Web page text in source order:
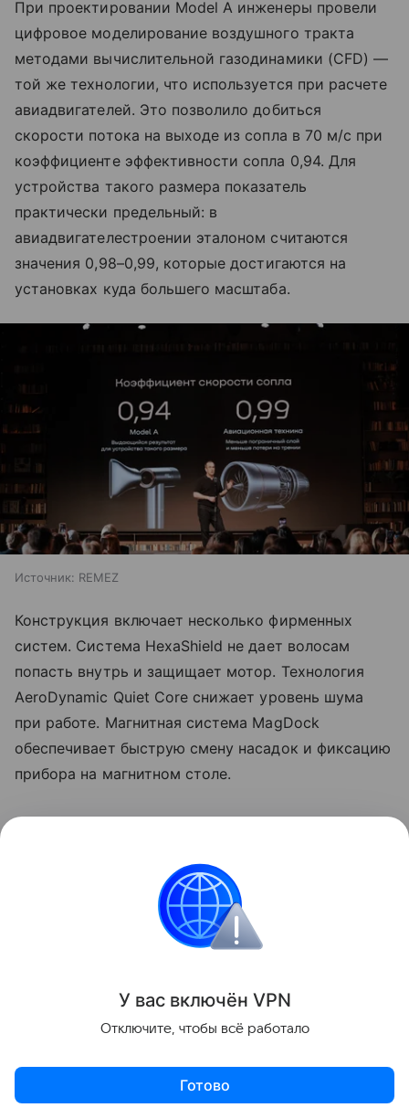
При проектировании Model A инженеры провели
цифровое моделирование воздушного тракта
методами вычислительной газодинамики (CFD) —
той же технологии, что используется при расчете
авиадвигателей. Это позволило добиться
скорости потока на выходе из сопла в 70 м/с при
коэффициенте эффективности сопла 0,94. Для
устройства такого размера показатель
практически предельный: в
авиадвигателестроении эталоном считаются
значения 0,98–0,99, которые достигаются на
установках куда большего масштаба.
Источник: REMEZ
Конструкция включает несколько фирменных
систем. Система HexaShield не дает волосам
попасть внутрь и защищает мотор. Технология
AeroDynamic Quiet Core снижает уровень шума
при работе. Магнитная система MagDock
обеспечивает быструю смену насадок и фиксацию
прибора на магнитном столе.
У вас включён VPN
Отключите, чтобы всё работало
Готово